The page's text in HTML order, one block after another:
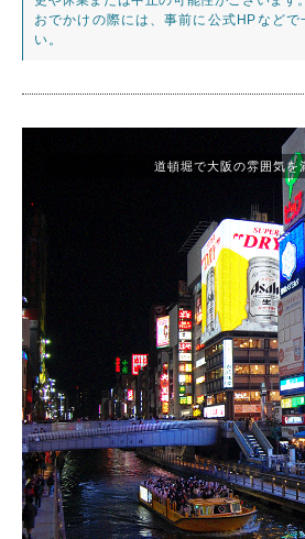
おでかけの際には、事前に公式HPなどで
い。
道頓堀で大阪の雰囲気を